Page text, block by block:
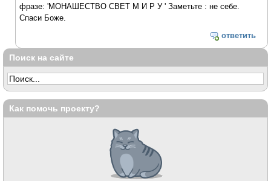
фразе: 'МОНАШЕСТВО СВЕТ М И Р У ' Заметьте : не себе.
Спаси Боже.
ответить
Поиск на сайте
Как помочь проекту?